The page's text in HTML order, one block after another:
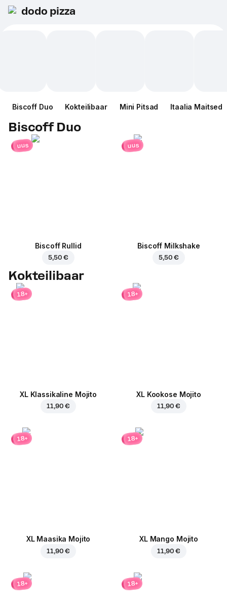
dodo pizza
Biscoff Duo Kokteilibaar Mini Pitsad Itaalia Maitsed
Biscoff Duo
uus
Biscoff Rullid
5,50 €
uus
Biscoff Milkshake
5,50 €
Kokteilibaar
18+
XL Klassikaline Mojito
11,90 €
18+
XL Kookose Mojito
11,90 €
18+
XL Maasika Mojito
11,90 €
18+
XL Mango Mojito
11,90 €
18+ 18+